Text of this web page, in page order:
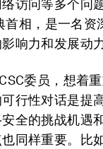
访问等多个问
相，是一名资
响力和发展动力
委员，想着
行性对话是提
全的挑战机遇
同样重要。比